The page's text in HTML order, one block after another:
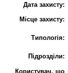
Дата захисту:
Місце захисту:
Типологія:
Підрозділи:
Користувач, що